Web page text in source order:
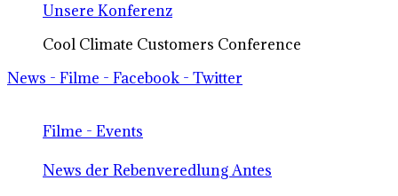
Unsere Konferenz
Cool Climate Customers Conference
News - Filme - Facebook - Twitter
Filme - Events
News der Rebenveredlung Antes